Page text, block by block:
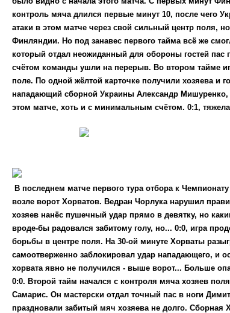
контроль мяча длился первые минут 10, после чего
атаки в этом матче через свой сильный центр поля,
Финляндии. Но под занавес первого тайма всё же
который отдал неожиданный для обороны гостей пас
счётом команды ушли на перерыв. Во втором тайме
поле. По одной жёлтой карточке получили хозяева и
нападающий сборной Украины Александр
этом матче, хоть и с минимальным счётом. 0:1,
В последнем матче первого тура отбора к
возле ворот Хорватов. Ведран Чорлука нарушил
хозяев нанёс пушечный удар прямо в девятку, но
вроде-бы радовался забитому голу, но... 0:0, игра
борьбы в центре поля. На 30-ой минуте Хорваты
самоотверженно заблокировал удар нападающего,
хорвата явно не получился - выше ворот... Больше
0:0. Второй тайм начался с контроля мяча хозяев
Самарис. Он мастерски отдал точный пас в ноги
праздновали забитый мяч хозяева не долго.